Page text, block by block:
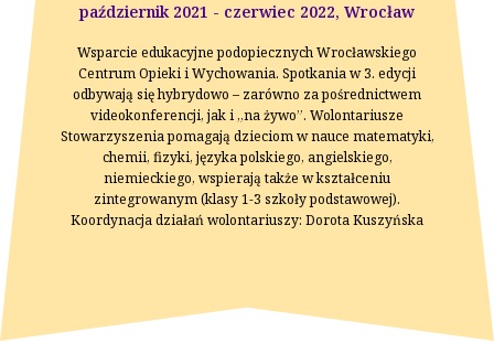
październik 2021 - czerwiec 2022, Wrocław
Wsparcie edukacyjne podopiecznych Wrocławskiego
Centrum Opieki i Wychowania. Spotkania w 3. edycji
odbywają się hybrydowo – zarówno za pośrednictwem
videokonferencji, jak i „na żywo”. Wolontariusze
Stowarzyszenia pomagają dzieciom w nauce matematyki,
chemii, fizyki, języka polskiego, angielskiego,
niemieckiego, wspierają także w kształceniu
zintegrowanym (klasy 1-3 szkoły podstawowej).
Koordynacja działań wolontariuszy: Dorota Kuszyńska